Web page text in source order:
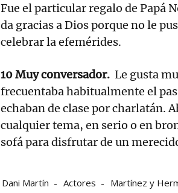
Fue el particular regalo de Papá
da gracias a Dios porque no le
celebrar la efemérides.
10 Muy conversador. Le gusta
frecuentaba habitualmente el
echaban de clase por charlatán.
cualquier tema, en serio o en
sofá para disfrutar de un
Dani Martín Actores Martínez y